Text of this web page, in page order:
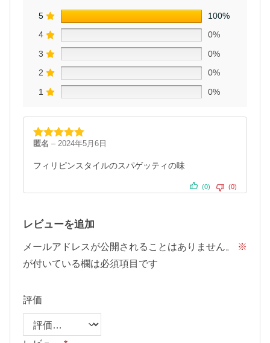
5
100%
4
0%
3
0%
2
0%
1
0%
5段階中5の
匿名 – 2024年5月6日
フィリピンスタイルのスパゲッティの味
(0) (0)
レビューを追加
メールアドレスが公開されることはありません。
※
が付いている欄は必須項目です
評価